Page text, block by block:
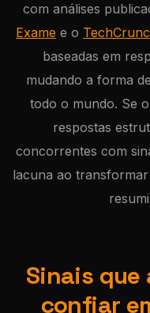
com análises
Exame e o
baseadas em
mudando a forma
todo o mundo. Se
respostas
concorrentes com
lacuna ao
Sinais que
confiar